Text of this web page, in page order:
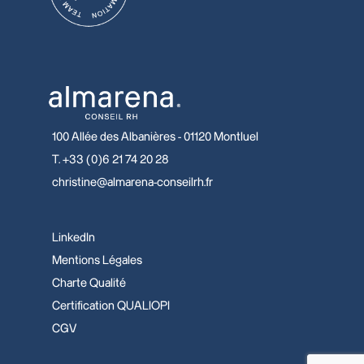
100 Allée des Albanières - 01120 Montluel
T. +33 (0)6 21 74 20 28
christine@almarena-conseilrh.fr
LinkedIn
Mentions Légales
Charte Qualité
Certification QUALIOPI
CGV